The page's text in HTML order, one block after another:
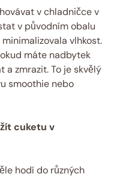
v chladničce v
v původním obalu
vlhkost.
máte nadbytek
a zmrazit. To je skvělý
smoothie nebo
cuketu v
hodí do různých